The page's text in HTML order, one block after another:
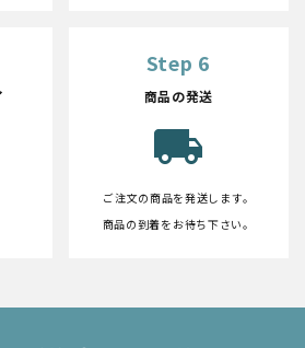
Step 6
商品の発送
local_shipping
ご注文の商品を発送します。
商品の到着をお待ち下さい。